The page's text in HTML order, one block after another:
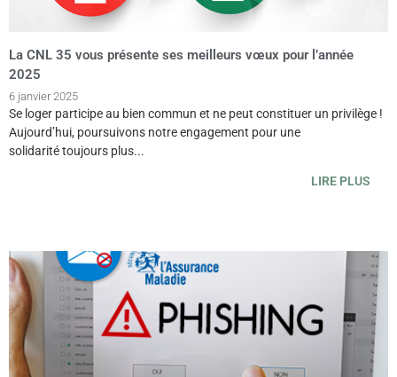
La CNL 35 vous présente ses meilleurs vœux pour l’année
2025
6 janvier 2025
Se loger participe au bien commun et ne peut constituer un privilège !
Aujourd’hui, poursuivons notre engagement pour une
solidarité toujours plus...
LIRE PLUS